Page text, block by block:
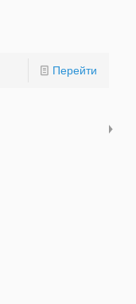
Перейти